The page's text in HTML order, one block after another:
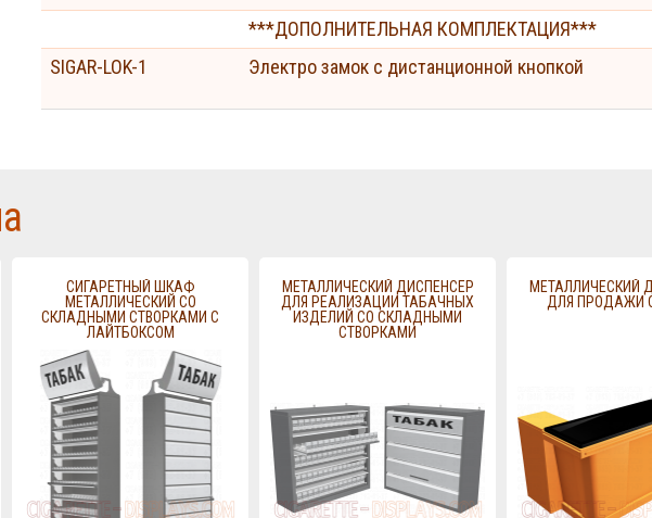
***ДОПОЛНИТЕЛЬНАЯ КОМПЛЕКТАЦИЯ***
SIGAR-LOK-1
Электро замок с дистанционной кнопкой
СИГАРЕТНЫЙ ШКАФ
МЕТАЛЛИЧЕСКИЙ СО
СКЛАДНЫМИ СТВОРКАМИ С
ЛАЙТБОКСОМ
МЕТАЛЛИЧЕСКИЙ ДИСПЕНСЕР
ДЛЯ РЕАЛИЗАЦИИ ТАБАЧНЫХ
ИЗДЕЛИЙ СО СКЛАДНЫМИ
СТВОРКАМИ
МЕТАЛЛИЧЕСКИЙ
ДЛЯ ПРОДАЖИ